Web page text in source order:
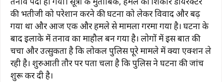
की भतीजी को परेशान करने की घटना को लेकर विवाद और बढ़
गया था और आज एक और हमले से मामला गरमा गया है। घटना के
बाद इलाके में तनाव का माहौल बन गया है। लोगों में इस बात की
चर्चा और उत्सुकता है कि लोकल पुलिस पूरे मामले में क्या एक्शन ले
रही है। शुरुआती तौर पर पता चला है कि पुलिस ने घटना की जांच
शुरू कर दी है।